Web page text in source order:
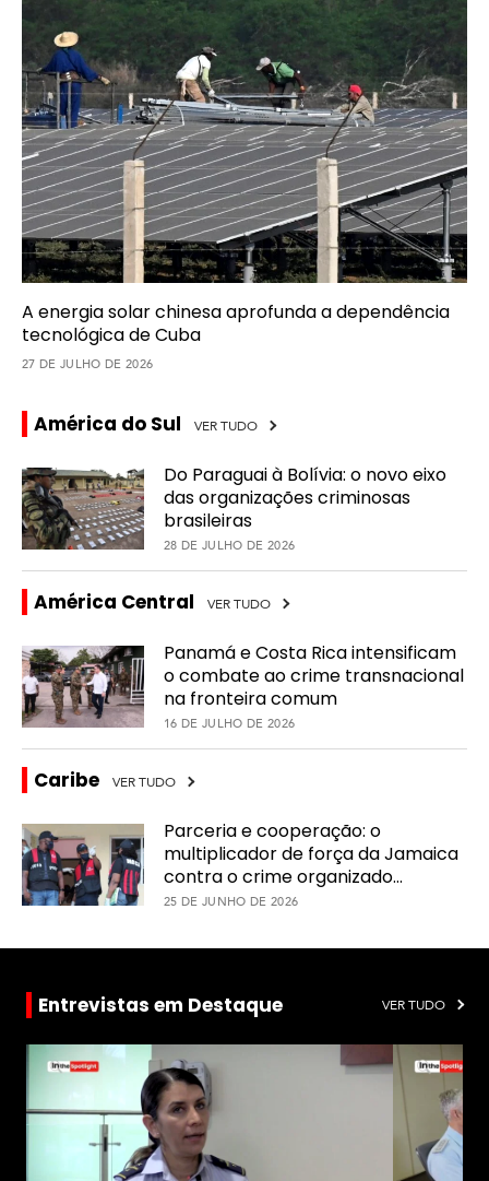
R
e
o
r
t
a
e
s
e
c
a
F
o
t
o
A energia solar chinesa aprofunda a dependência
tecnológica de Cuba
27 DE JULHO DE 2026
América do Sul VER TUDO
Do Paraguai à Bolívia: o novo eixo
das organizações criminosas
brasileiras
28 DE JULHO DE 2026
América Central VER TUDO
Panamá e Costa Rica intensificam
o combate ao crime transnacional
na fronteira comum
16 DE JULHO DE 2026
Caribe VER TUDO
Parceria e cooperação: o
multiplicador de força da Jamaica
contra o crime organizado
transnacional
25 DE JUNHO DE 2026
Entrevistas em Destaque VER TUDO